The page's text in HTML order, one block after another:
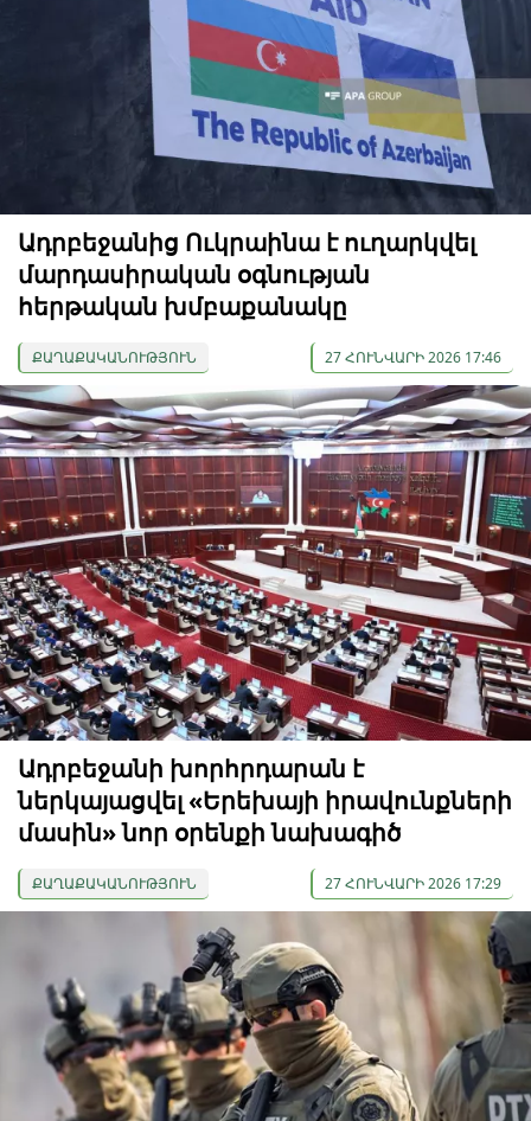
Ադրբեջանից Ուկրաինա է ուղարկվել
մարդասիրական օգնության
հերթական խմբաքանակը
ՔԱՂԱՔԱԿԱՆՈՒԹՅՈՒՆ 27 ՀՈՒՆՎԱՐԻ 2026 17:46
Ադրբեջանի խորհրդարան է
ներկայացվել «Երեխայի իրավունքների
մասին» նոր օրենքի նախագիծ
ՔԱՂԱՔԱԿԱՆՈՒԹՅՈՒՆ 27 ՀՈՒՆՎԱՐԻ 2026 17:29